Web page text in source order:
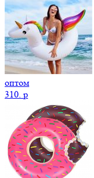
оптом
310. p